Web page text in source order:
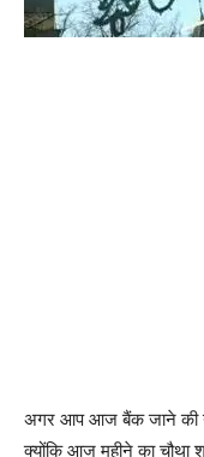
अगर आप आज बैंक जाने की
क्योंकि आज महीने का चौथा